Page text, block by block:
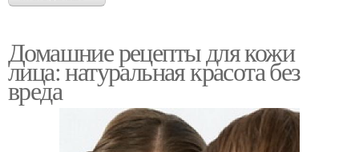
Домашние рецепты для кожи
лица: натуральная красота без
вреда